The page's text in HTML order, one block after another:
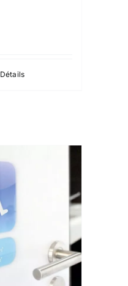
Détails